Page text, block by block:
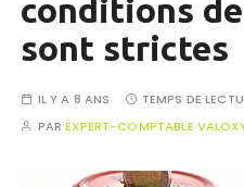
conditions
sont strictes
IL Y A 8 ANS TEMPS DE
PAREXPERT-COMPTABLE